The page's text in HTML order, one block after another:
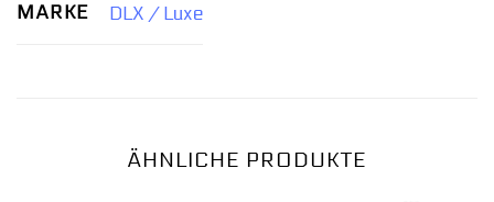
MARKE DLX / Luxe
ÄHNLICHE PRODUKTE